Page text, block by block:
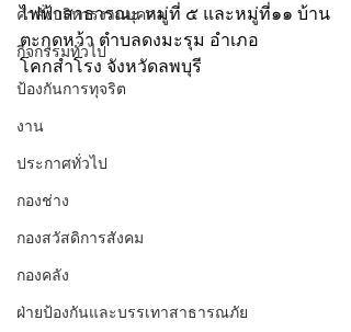
คำสั่งบริหารงานบุคคล
กิจกรรมทั่วไป
ป้องกันการทุจริต
งาน
ประกาศทั่วไป
กองช่าง
กองสวัสดิการสังคม
กองคลัง
ฝ่ายป้องกันและบรรเทาสาธารณภัย
ไฟฟ้าสาธารณะ หมู่ที่ ๕ และหมู่ที่๑๑ บ้าน
ตะกุดหว้า ตำบลดงมะรุม อำเภอ
โคกสำโรง จังหวัดลพบุรี